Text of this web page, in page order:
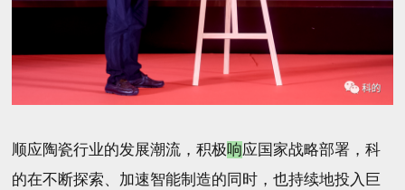
顺应陶瓷行业的发展潮流，积极响应国家战略部署 ，科
的在不断探索、加速智能制造的同时，也持续地投入巨